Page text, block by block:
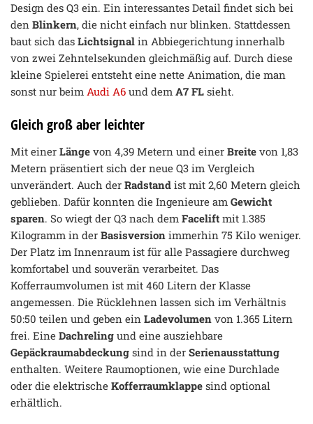
Design des Q3 ein. Ein interessantes Detail findet sich bei
den Blinkern, die nicht einfach nur blinken. Stattdessen
baut sich das Lichtsignal in Abbiegerichtung innerhalb
von zwei Zehntelsekunden gleichmäßig auf. Durch diese
kleine Spielerei entsteht eine nette Animation, die man
sonst nur beim Audi A6 und dem A7 FL sieht.
Gleich groß aber leichter
Mit einer Länge von 4,39 Metern und einer Breite von 1,83
Metern präsentiert sich der neue Q3 im Vergleich
unverändert. Auch der Radstand ist mit 2,60 Metern gleich
geblieben. Dafür konnten die Ingenieure am Gewicht
sparen. So wiegt der Q3 nach dem Facelift mit 1.385
Kilogramm in der Basisversion immerhin 75 Kilo weniger.
Der Platz im Innenraum ist für alle Passagiere durchweg
komfortabel und souverän verarbeitet. Das
Kofferraumvolumen ist mit 460 Litern der Klasse
angemessen. Die Rücklehnen lassen sich im Verhältnis
50:50 teilen und geben ein Ladevolumen von 1.365 Litern
frei. Eine Dachreling und eine ausziehbare
Gepäckraumabdeckung sind in der Serienausstattung
enthalten. Weitere Raumoptionen, wie eine Durchlade
oder die elektrische Kofferraumklappe sind optional
erhältlich.